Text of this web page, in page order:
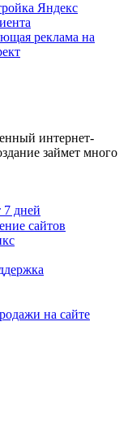
Яндекс
реклама на
интернет-
займет много
7 дней
сайтов
на сайте